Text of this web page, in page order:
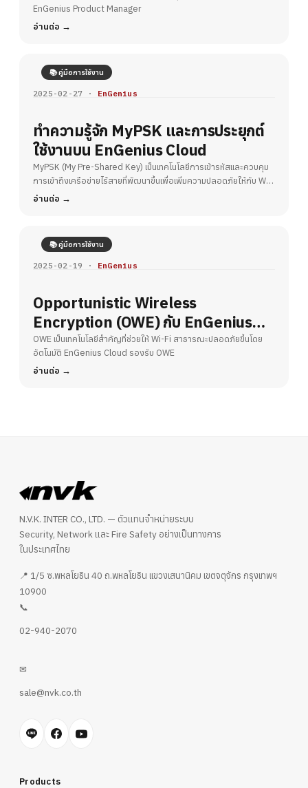
EnGenius Product Manager
อ่านต่อ
📚 คู่มือการใช้งาน
2025-02-27 · EnGenius
ทำความรู้จัก MyPSK และการประยุกต์
ใช้งานบน EnGenius Cloud
MyPSK (My Pre-Shared Key) เป็นเทคโนโลยีการเข้ารหัสและควบคุม
การเข้าถึงเครือข่ายไร้สายที่พัฒนาขึ้นเพื่อเพิ่มความปลอดภัยให้กับ Wi-
Fi
อ่านต่อ
📚 คู่มือการใช้งาน
2025-02-19 · EnGenius
Opportunistic Wireless
Encryption (OWE) กับ EnGenius
Cloud – ยกระดับความปลอดภัย Wi-Fi
สาธารณะ
OWE เป็นเทคโนโลยีสำคัญที่ช่วยให้ Wi-Fi สาธารณะปลอดภัยขึ้นโดย
อัตโนมัติ EnGenius Cloud รองรับ OWE
อ่านต่อ
N.V.K. INTER CO., LTD. — ตัวแทนจำหน่ายระบบ
Security, Network และ Fire Safety อย่างเป็นทางการ
ในประเทศไทย
📍 1/5 ซ.พหลโยธิน 40 ถ.พหลโยธิน แขวงเสนานิคม เขตจตุจักร กรุงเทพฯ
10900
📞
02-940-2070
✉
sale@nvk.co.th
Products